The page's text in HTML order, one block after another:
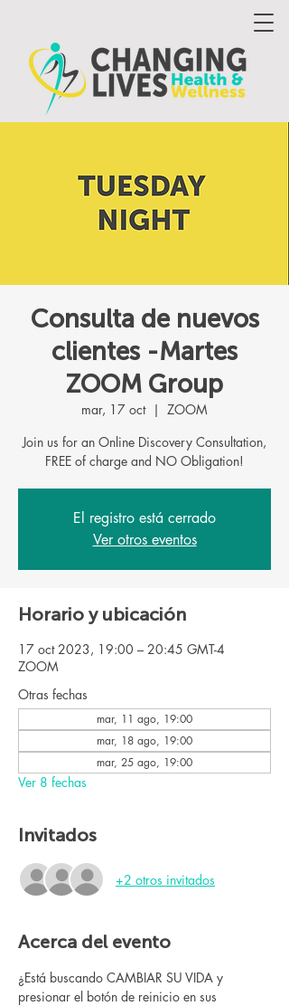
Consulta de nuevos
clientes -Martes
ZOOM Group
mar, 17 oct
  |
ZOOM
Join us for an Online Discovery Consultation,
FREE of charge and NO Obligation!
El registro está cerrado
Ver otros eventos
Horario y ubicación
17 oct 2023, 19:00 – 20:45 GMT-4
ZOOM
Otras fechas
mar, 11 ago, 19:00
mar, 18 ago, 19:00
mar, 25 ago, 19:00
Ver 8 fechas
Invitados
+2 otros invitados
Acerca del evento
¿Está buscando CAMBIAR SU VIDA y
presionar el botón de reinicio en sus